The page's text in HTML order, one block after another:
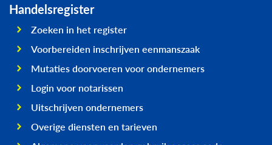
Handelsregister
Zoeken in het register
Voorbereiden inschrijven eenmanszaak
Mutaties doorvoeren voor ondernemers
Login voor notarissen
Uitschrijven ondernemers
Overige diensten en tarieven